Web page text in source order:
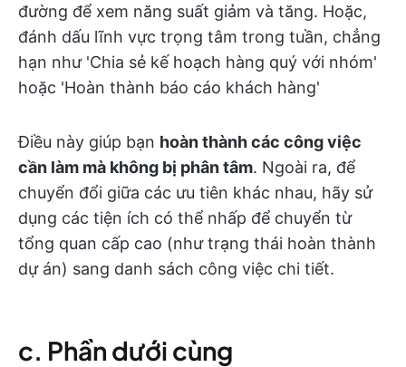
đường để xem năng suất giảm và tăng. Hoặc,
đánh dấu lĩnh vực trọng tâm trong tuần, chẳng
hạn như 'Chia sẻ kế hoạch hàng quý với nhóm'
hoặc 'Hoàn thành báo cáo khách hàng'
Điều này giúp bạn hoàn thành các công việc
cần làm mà không bị phân tâm. Ngoài ra, để
chuyển đổi giữa các ưu tiên khác nhau, hãy sử
dụng các tiện ích có thể nhấp để chuyển từ
tổng quan cấp cao (như trạng thái hoàn thành
dự án) sang danh sách công việc chi tiết.
c. Phần dưới cùng